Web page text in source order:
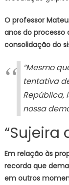
O professor
anos do
consolidação do
“Mesmo
tentativa
República,
nossa
“Sujeira
Em relação às
recorda que
em outros